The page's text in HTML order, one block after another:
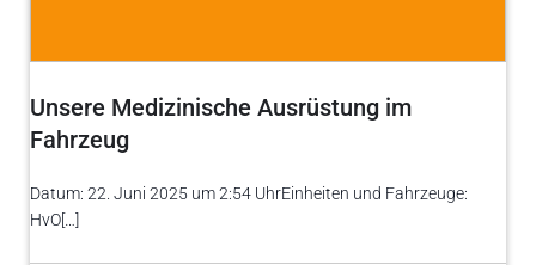
Unsere Medizinische Ausrüstung im
Fahrzeug
Datum: 22. Juni 2025 um 2:54 UhrEinheiten und Fahrzeuge:
HvO[…]